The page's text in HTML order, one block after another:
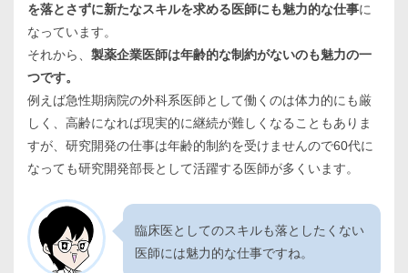
を落とさずに新たなスキルを求める医師にも魅力的な仕事に
なっています。
それから、 製薬企業医師は年齢的な制約がないのも魅力の一
つです。
例えば急性期病院の外科系医師として働くのは体力的にも厳
しく、高齢になれば現実的に継続が難しくなることもありま
すが、研究開発の仕事は年齢的制約を受けませんので60代に
なっても研究開発部長として活躍する医師が多くいます。
臨床医としてのスキルも落としたくない
医師には魅力的な仕事ですね。